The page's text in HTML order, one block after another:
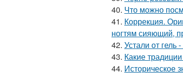
40. Что можно
41. Коррекция.
ногтям сияющий,
42. Устали от гель
43. Какие
44. Историческое